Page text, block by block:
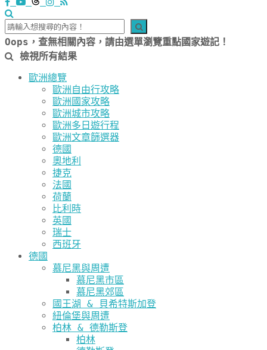
Oops，查無相關內容，請由選單瀏覽重點國家遊記！
檢視所有結果
歐洲總覽
歐洲自由行攻略
歐洲國家攻略
歐洲城市攻略
歐洲多日遊行程
歐洲文章篩選器
德國
奧地利
捷克
法國
荷蘭
比利時
英國
瑞士
西班牙
德國
慕尼黑與周遭
慕尼黑市區
慕尼黑郊區
國王湖 & 貝希特斯加登
紐倫堡與周遭
柏林 & 德勒斯登
柏林